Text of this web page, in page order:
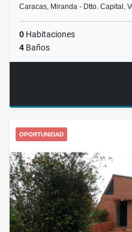
Caracas, Miranda - Dtto. Capital,
0 Habitaciones
4 Baños
OPORTUNIDAD